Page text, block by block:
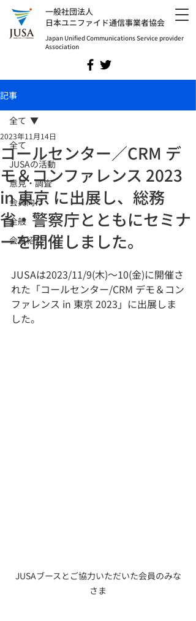
​一般社団法人
日本ユニファイド通信事業者協会
Japan Unified Communications Service provider
Association
記事
全て
JUSAの活動
意見・調査
会員向け
全般
会員紹介
全て
コールセンター／CRM デ
モ＆コンファレンス 2023
in 東京 に出展し、総務
省・警察庁とともにセミナ
ーを開催しました。
2023年11月14日
JUSAは2023/11/9(木)～10(金)に開催さ
れた「コールセンター/CRM デモ＆コン
ファレンス in 東京 2023」に出展しま
した。
JUSAブースとご協力いただいた会員のみな
さま